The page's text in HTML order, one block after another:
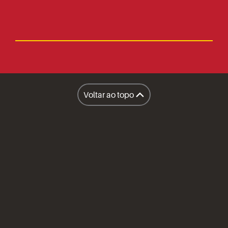
Lanchonete Móvel
RestaurantesVoltar ao topo